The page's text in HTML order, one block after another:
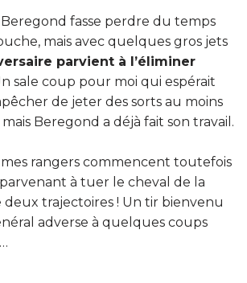
fasse perdre du temps
mais avec quelques gros jets
parvient à l’éliminer
sale coup pour moi qui espérait
de jeter des sorts au moins
Beregond a déjà fait son travail.
rangers commencent toutefois
à tuer le cheval de la
trajectoires ! Un tir bienvenu
adverse à quelques coups